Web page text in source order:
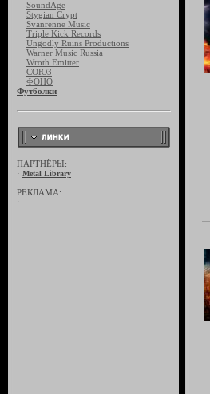
SoundAge
Stygian Crypt
Svanrenne Music
Triple Kick Records
Ungodly Ruins Productions
Warner Music Russia
Wroth Emitter
СОЮЗ
ФОНО
Футболки
ПАРТНЁРЫ:
· Metal Library
РЕКЛАМА:
·